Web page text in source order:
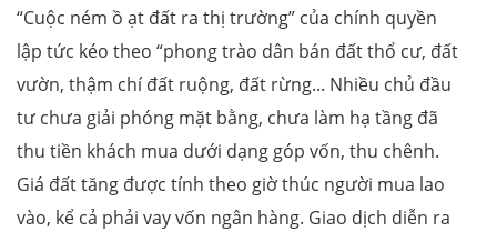
“Cuộc ném ồ ạt đất ra thị trường” của chính quyền
lập tức kéo theo “phong trào dân bán đất thổ cư, đất
vườn, thậm chí đất ruộng, đất rừng... Nhiều chủ đầu
tư chưa giải phóng mặt bằng, chưa làm hạ tầng đã
thu tiền khách mua dưới dạng góp vốn, thu chênh.
Giá đất tăng được tính theo giờ thúc người mua lao
vào, kể cả phải vay vốn ngân hàng. Giao dịch diễn ra